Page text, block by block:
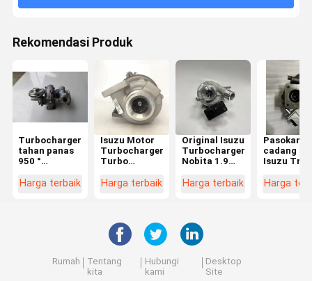
Rekomendasi Produk
Turbocharger
tahan panas
950 °
langsung
untuk mesin
Harga terbaik
Isuzu Motor
Turbocharger
Turbo
RHV5
19015847
Harga terbaik
Original Isuzu
Turbocharger
Nobita 1.9
Supercharger
Turbin
Harga terbaik
Pasokan
cadang
Isuzu
Charger
4JB1TC
Harga
Rumah
Tentang
kita
Hubungi
kami
Desktop
Site